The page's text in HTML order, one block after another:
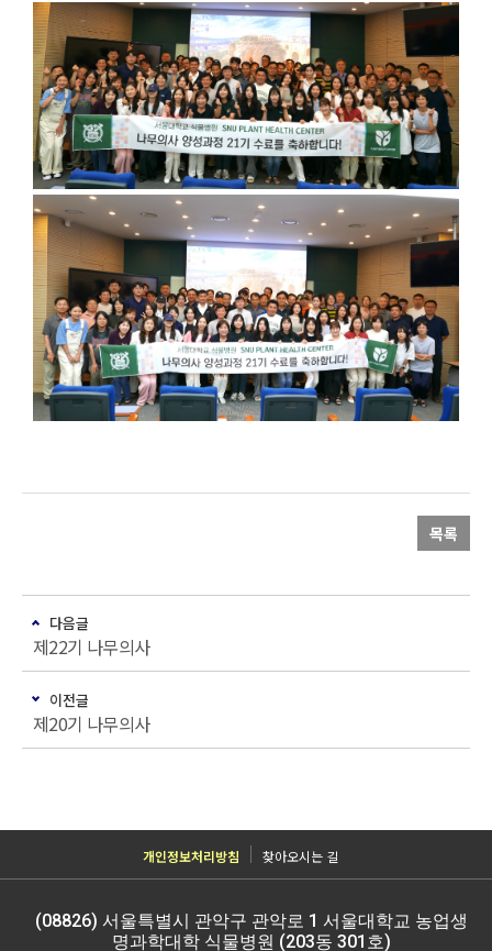
목록
다음글
제22기 나무의사
이전글
제20기 나무의사
개인정보처리방침 찾아오시는 길
(08826) 서울특별시 관악구 관악로 1 서울대학교 농업생
명과학대학 식물병원 (203동 301호)